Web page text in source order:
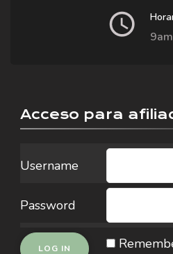
Acceso para
Username
Password